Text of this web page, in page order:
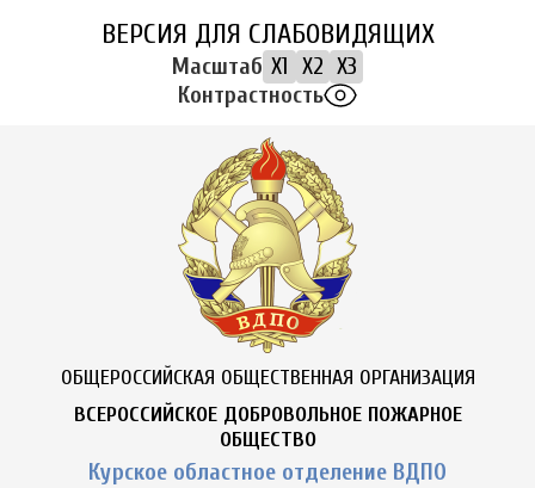
ВЕРСИЯ ДЛЯ СЛАБОВИДЯЩИХ
Масштаб X1 X2 X3
Контрастность
ОБЩЕРОССИЙСКАЯ ОБЩЕСТВЕННАЯ ОРГАНИЗАЦИЯ
ВСЕРОССИЙСКОЕ ДОБРОВОЛЬНОЕ ПОЖАРНОЕ
ОБЩЕСТВО
Курское областное отделение ВДПО